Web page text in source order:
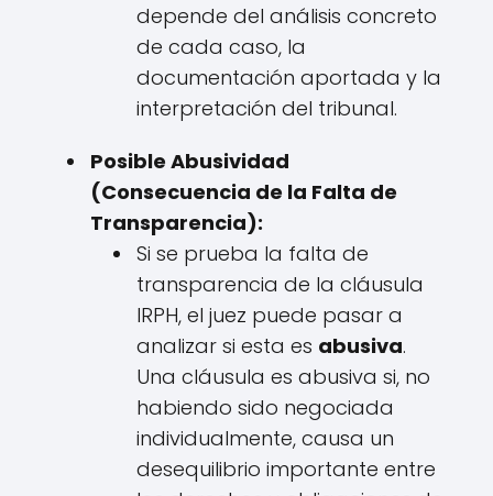
depende del análisis concreto
de cada caso, la
documentación aportada y la
interpretación del tribunal.
Posible Abusividad
(Consecuencia de la Falta de
Transparencia):
Si se prueba la falta de
transparencia de la cláusula
IRPH, el juez puede pasar a
analizar si esta es abusiva.
Una cláusula es abusiva si, no
habiendo sido negociada
individualmente, causa un
desequilibrio importante entre